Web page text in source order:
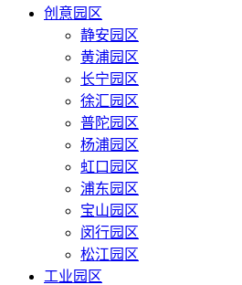
创意园区
静安园区
黄浦园区
长宁园区
徐汇园区
普陀园区
杨浦园区
虹口园区
浦东园区
宝山园区
闵行园区
松江园区
工业园区